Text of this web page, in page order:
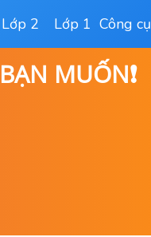
Lớp 2 Lớp 1 Công cụ
MUỐN❗